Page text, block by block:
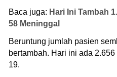
Baca juga: Hari Ini Tambah
58 Meninggal
Beruntung jumlah pasien
bertambah. Hari ini ada
19.